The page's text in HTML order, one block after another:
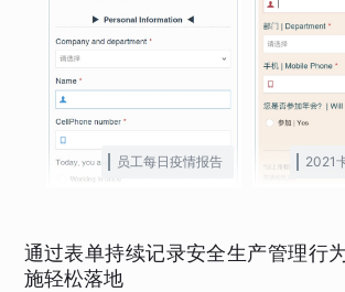
员工每日疫情报告 2021
通过表单持续记录安全生产管理行
施轻松落地